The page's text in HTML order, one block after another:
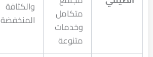
متكامل
وخدمات
متنوعة
والكثافة
المنخفضة